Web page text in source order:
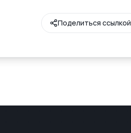
Поделиться ссылкой